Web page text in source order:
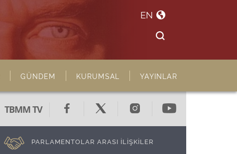
EN
GÜNDEM KURUMSAL YAYINLAR
TBMM TV
PARLAMENTOLAR ARASI İLİŞKİLER